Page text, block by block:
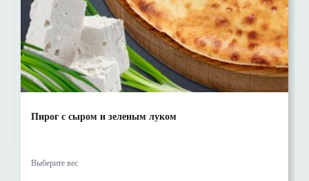
Пирог с сыром и зеленым луком
Выберите вес